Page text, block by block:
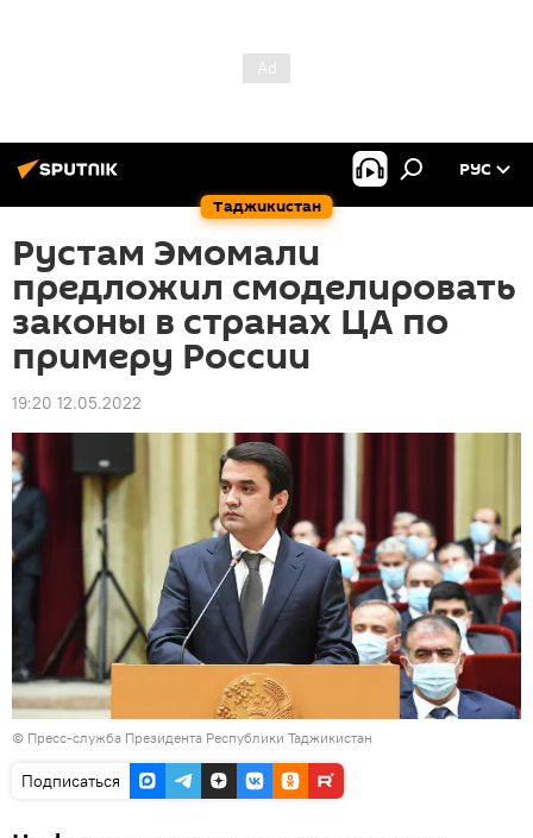
Таджикистан
РУС
Рустам Эмомали
предложил смоделировать
законы в странах ЦА по
примеру России
19:20 12.05.2022
© Пресс-служба Президента Республики Таджикистан
Подписаться